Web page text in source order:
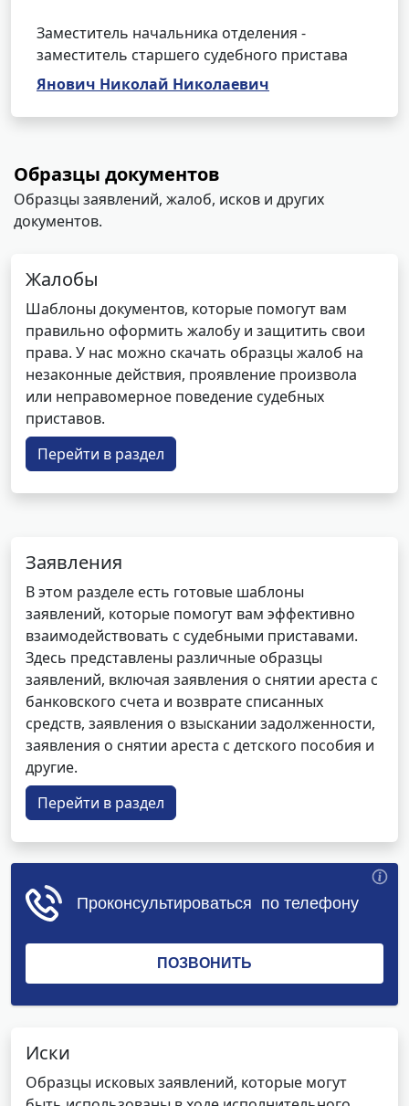
Заместитель начальника отделения -
заместитель старшего судебного пристава
Янович Николай Николаевич
Образцы документов
Образцы заявлений, жалоб, исков и других
документов.
Жалобы
Шаблоны документов, которые помогут вам
правильно оформить жалобу и защитить свои
права. У нас можно скачать образцы жалоб на
незаконные действия, проявление произвола
или неправомерное поведение судебных
приставов.
Перейти в раздел
Заявления
В этом разделе есть готовые шаблоны
заявлений, которые помогут вам эффективно
взаимодействовать с судебными приставами.
Здесь представлены различные образцы
заявлений, включая заявления о снятии ареста с
банковского счета и возврате списанных
средств, заявления о взыскании задолженности,
заявления о снятии ареста с детского пособия и
другие.
Перейти в раздел
Иски
Образцы исковых заявлений, которые могут